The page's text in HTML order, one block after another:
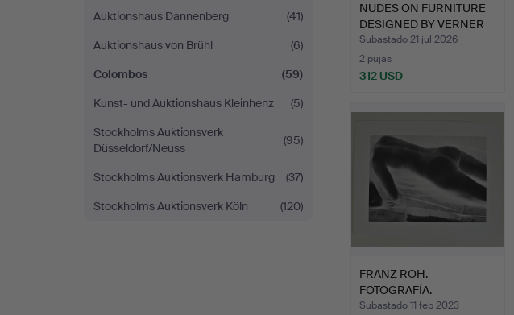
Auktionshaus Dannenberg
(41)
Auktionshaus von Brühl
(6)
Colombos
(59)
Kunst- und Auktionshaus Kleinhenz
(5)
Stockholms Auktionsverk
Düsseldorf/Neuss
(95)
Stockholms Auktionsverk Hamburg
(37)
Stockholms Auktionsverk Köln
(120)
NUDES ON FURNITURE
DESIGNED BY VERNER
PANT…
Subastado 21 jul 2026
2 pujas
312 USD
FRANZ ROH.
FOTOGRAFÍA.
Subastado 11 feb 2023